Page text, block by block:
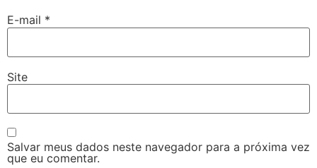
E-mail *
Site
Salvar meus dados neste navegador para a próxima vez
que eu comentar.